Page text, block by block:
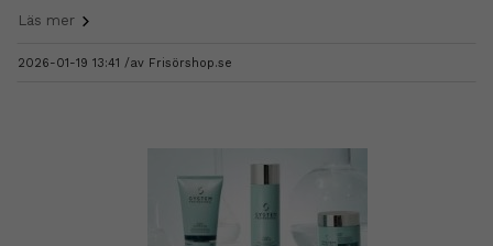
2026-01-19 13:41 /av Frisörshop.se
Läs mer